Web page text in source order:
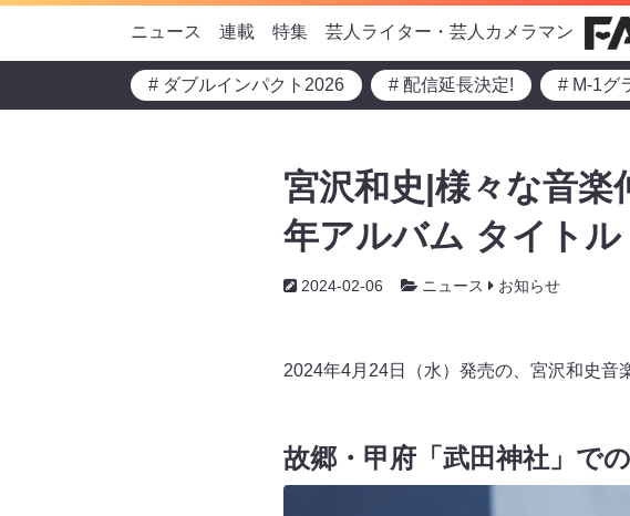
ニュース 連載 特集 芸人ライター・芸人カメラマン
# ダブルインパクト2026 # 配信延長決定! # M-1グ
宮沢和史|様々な音楽
年アルバム タイト
2024-02-06 ニュース お知らせ
2024年4月24日（水）発売の、宮沢和史音
故郷・甲府「武田神社」で